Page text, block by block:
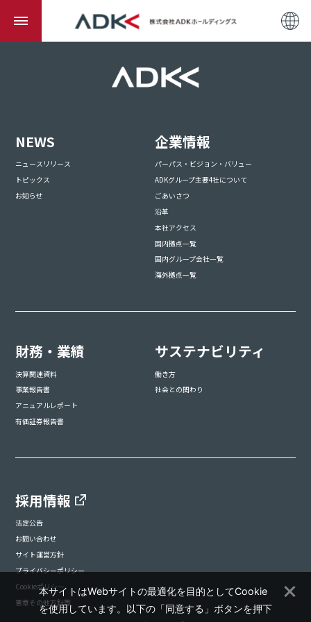
NEWS
ニュースリリース
トピックス
お知らせ
企業情報
パーパス・ビジョン・バリュー
ADKグループ主要4社について
ごあいさつ
沿革
本社アクセス
国内拠点一覧
国内グループ会社一覧
海外拠点一覧
財務・業績
決算関連資料
事業報告書
アニュアルレポート
有価証券報告書
サステナビリティ
働き方
社会との関わり
採用情報
法定公告
お問い合わせ
サイト運営方針
プライバシーポリシー
Cookieポリシー
憲章その他方針等
本サイトはWebサイトの最適化を目的としてCookie
を使用しています。以下の「同意する」ボタンを押下